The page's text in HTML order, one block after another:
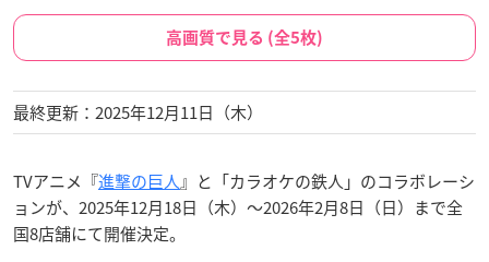
高画質で見る (全5枚)
最終更新：2025年12月11日（木）
TVアニメ『進撃の巨人』と「カラオケの鉄人」のコラボレーシ
ョンが、2025年12月18日（木）〜2026年2月8日（日）まで全
国8店舗にて開催決定。